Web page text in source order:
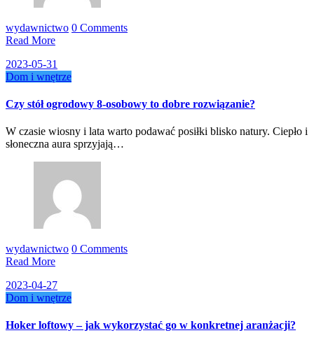
wydawnictwo 0 Comments
Read More
2023-05-31
Dom i wnętrze
Czy stół ogrodowy 8-osobowy to dobre rozwiązanie?
W czasie wiosny i lata warto podawać posiłki blisko natury. Ciepło i
słoneczna aura sprzyjają…
wydawnictwo 0 Comments
Read More
2023-04-27
Dom i wnętrze
Hoker loftowy – jak wykorzystać go w konkretnej aranżacji?